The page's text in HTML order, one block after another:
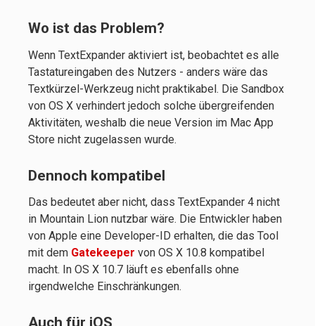
Wo ist das Problem?
Wenn TextExpander aktiviert ist, beobachtet es alle
Tastatureingaben des Nutzers - anders wäre das
Textkürzel-Werkzeug nicht praktikabel. Die Sandbox
von OS X verhindert jedoch solche übergreifenden
Aktivitäten, weshalb die neue Version im Mac App
Store nicht zugelassen wurde.
Dennoch kompatibel
Das bedeutet aber nicht, dass TextExpander 4 nicht
in Mountain Lion nutzbar wäre. Die Entwickler haben
von Apple eine Developer-ID erhalten, die das Tool
mit dem Gatekeeper von OS X 10.8 kompatibel
macht. In OS X 10.7 läuft es ebenfalls ohne
irgendwelche Einschränkungen.
Auch für iOS